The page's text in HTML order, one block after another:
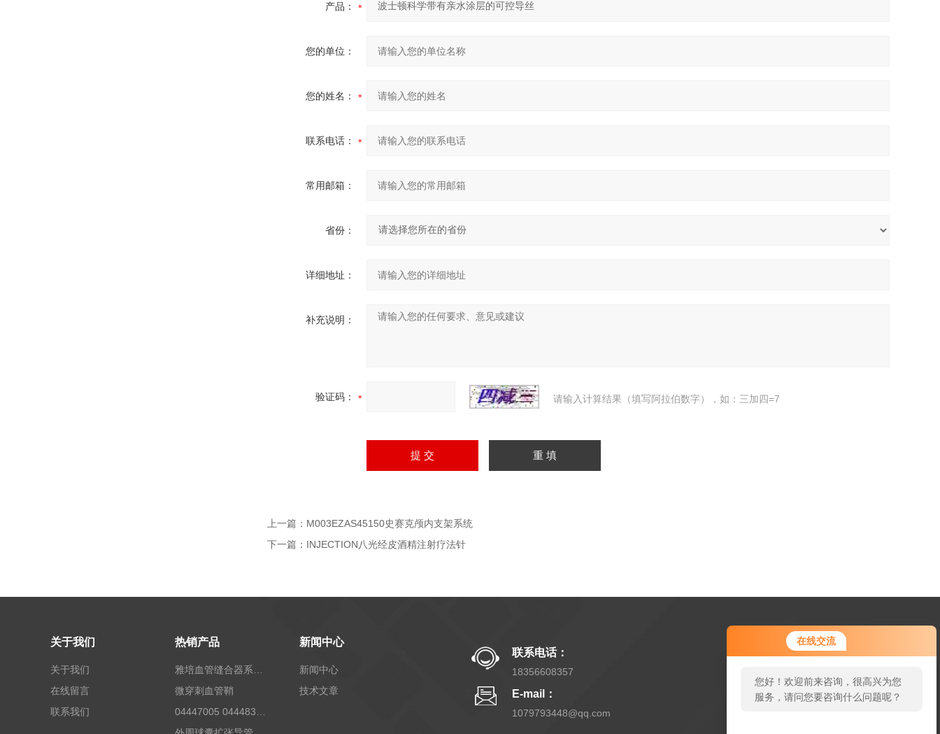
在线交流
您好！欢迎前来咨询，很高兴为您
服务，请问您要咨询什么问题呢？
产品：
您的单位：
您的姓名：
联系电话：
常用邮箱：
省份：
详细地址：
补充说明：
验证码： 请输入计算结果（填写阿拉伯数字），如：三加四=7
上一篇： M003EZAS45150史赛克颅内支架系统
下一篇： INJECTION八光经皮酒精注射疗法针
关于我们
关于我们
在线留言
联系我们
热销产品
微穿刺血管鞘
新闻中心
新闻中心
技术文章
联系电话：
18356608357
E-mail：
1079793448@qq.com